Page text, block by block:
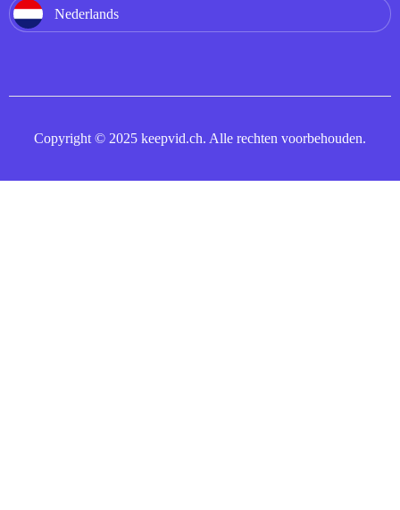
Nederlands
Copyright © 2025 keepvid.ch. Alle rechten voorbehouden.